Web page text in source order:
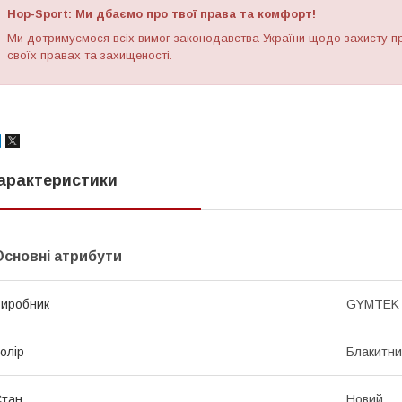
Hop-Sport: Ми дбаємо про твої права та комфорт!
Ми дотримуємося всіх вимог законодавства України щодо захисту
своїх правах та захищеності.
атрибути
GYMTEK
Новий